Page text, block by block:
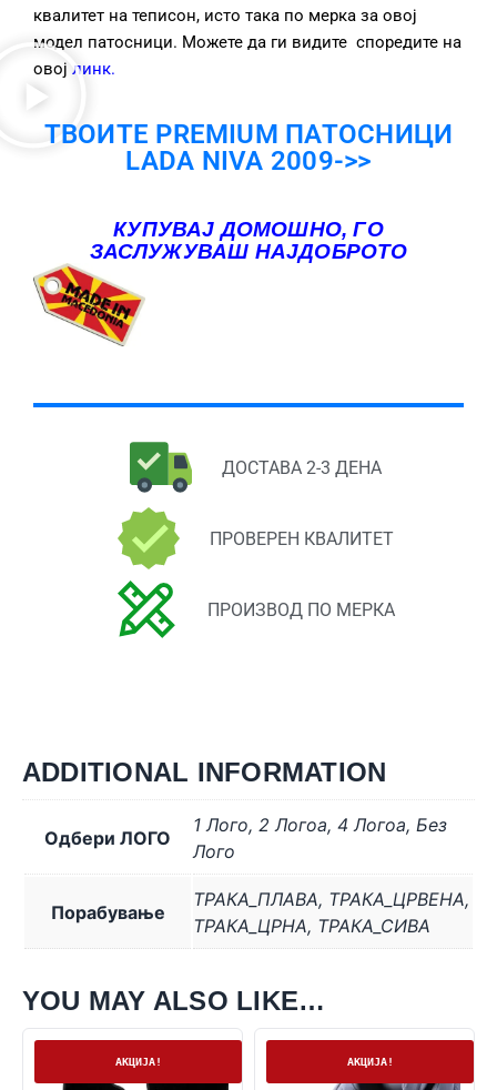
квалитет на теписон, исто така по мерка за овој
модел патосници. Можете да ги видите споредите на
овој линк.
ТВОИТЕ PREMIUM ПАТОСНИЦИ
LADA NIVA 2009->>
КУПУВАЈ ДОМОШНО, ГО
ЗАСЛУЖУВАШ НАЈДОБРОТО
ДОСТАВА 2-3 ДЕНА
ПРОВЕРЕН КВАЛИТЕТ
ПРОИЗВОД ПО МЕРКА
ADDITIONAL INFORMATION
Одбери ЛОГО
1 Лого, 2 Логоa, 4 Логоa, Без
Лого
Порабување
ТРАКА_ПЛАВА, ТРАКА_ЦРВЕНА,
ТРАКА_ЦРНА, ТРАКА_СИВА
YOU MAY ALSO LIKE…
АКЦИЈА! Нема залихаАКЦИЈА!